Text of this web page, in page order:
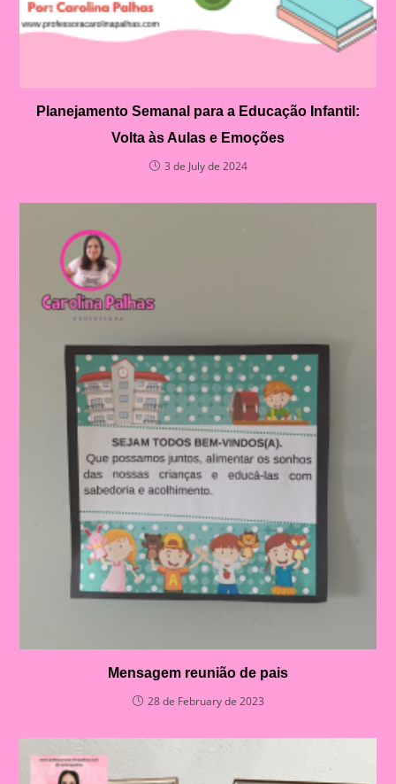
Planejamento Semanal para a Educação Infantil:
Volta às Aulas e Emoções
3 de July de 2024
Mensagem reunião de pais
28 de February de 2023